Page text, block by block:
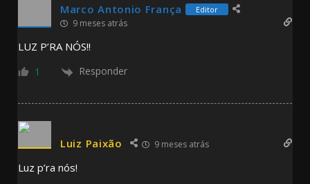
Marco Antonio França Editor
9 meses atrás
LUZ P’RA NÓS!!
1 Responder
Luiz Paixão 9 meses atrás
Luz p’ra nós!